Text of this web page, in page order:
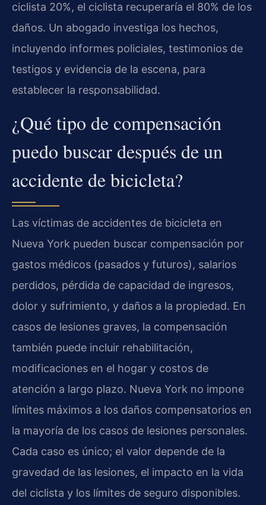
ciclista 20%, el ciclista recuperaría el 80% de los
daños. Un abogado investiga los hechos,
incluyendo informes policiales, testimonios de
testigos y evidencia de la escena, para
establecer la responsabilidad.
¿Qué tipo de compensación
puedo buscar después de un
accidente de bicicleta?
Las víctimas de accidentes de bicicleta en
Nueva York pueden buscar compensación por
gastos médicos (pasados y futuros), salarios
perdidos, pérdida de capacidad de ingresos,
dolor y sufrimiento, y daños a la propiedad. En
casos de lesiones graves, la compensación
también puede incluir rehabilitación,
modificaciones en el hogar y costos de
atención a largo plazo. Nueva York no impone
límites máximos a los daños compensatorios en
la mayoría de los casos de lesiones personales.
Cada caso es único; el valor depende de la
gravedad de las lesiones, el impacto en la vida
del ciclista y los límites de seguro disponibles.